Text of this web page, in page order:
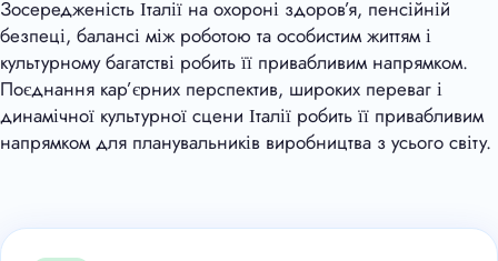
Зосередженість Італії на охороні здоров’я, пенсійній
безпеці, балансі між роботою та особистим життям і
культурному багатстві робить її привабливим напрямком.
Поєднання кар’єрних перспектив, широких переваг і
динамічної культурної сцени Італії робить її привабливим
напрямком для планувальників виробництва з усього світу.